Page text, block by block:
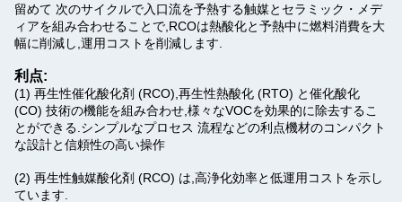
留めて 次のサイクルで入口流を予熱する触媒とセラミック・メデ
ィアを組み合わせることで,RCOは熱酸化と予熱中に燃料消費を大
幅に削減し,運用コストを削減します.
利点:
(1) 再生性催化酸化剤 (RCO),再生性熱酸化 (RTO) と催化酸化
(CO) 技術の機能を組み合わせ,様々なVOCを効果的に除去するこ
とができる.シンプルなプロセス 流程などの利点機材のコンパクト
な設計と信頼性の高い操作
(2) 再生性触媒酸化剤 (RCO) は,高浄化効率と低運用コストを示し
ています.